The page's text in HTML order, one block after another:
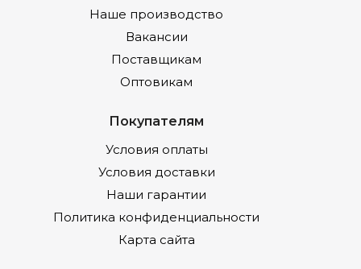
Наше производство
Вакансии
Поставщикам
Оптовикам
Покупателям
Условия оплаты
Условия доставки
Наши гарантии
Политика конфиденциальности
Карта сайта